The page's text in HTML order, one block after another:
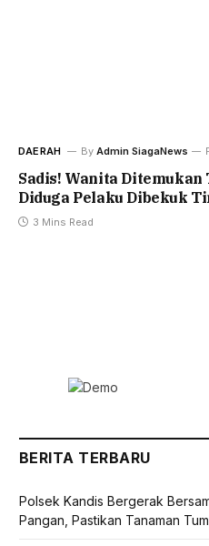
DAERAH By Admin SiagaNews
Sadis! Wanita Ditemukan
Diduga Pelaku Dibekuk
3 Mins Read
BERITA TERBARU
Polsek Kandis Bergerak
Pangan, Pastikan Tanaman